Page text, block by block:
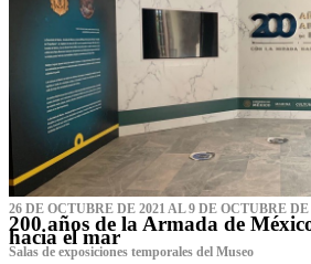
26 DE OCTUBRE DE 2021 AL 9 DE OCTUBRE DE
200 años de la Armada de
hacia el mar
Salas de exposiciones temporales del Museo‌